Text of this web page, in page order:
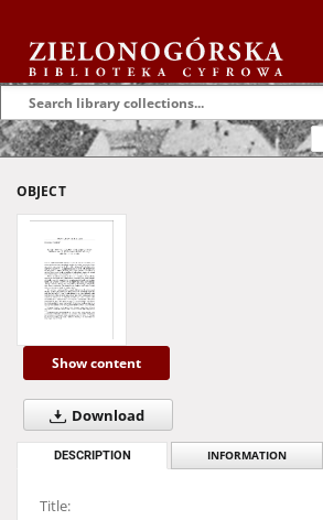
OBJECT
Show content
Download
DESCRIPTION INFORMATION
Title: